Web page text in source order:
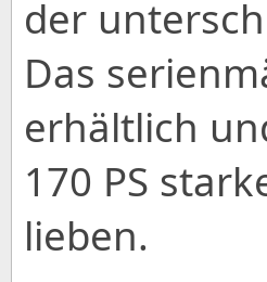
der
Das
erhältlich
170 PS
lieben.